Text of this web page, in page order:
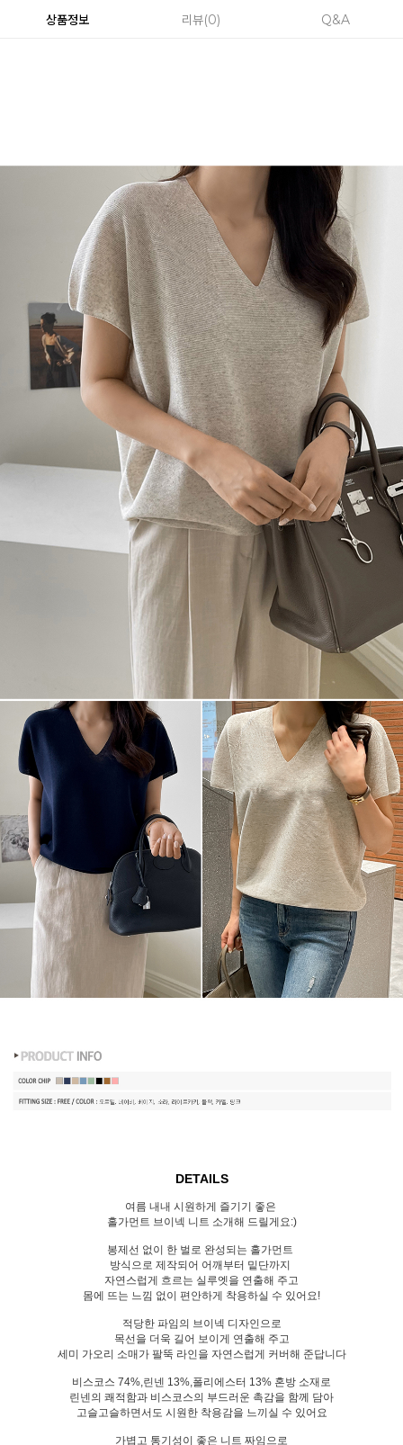
상품정보 리뷰 0 Q&A
DETAILS
여름 내내 시원하게 즐기기 좋은
홀가먼트 브이넥 니트 소개해 드릴게요:)
봉제선 없이 한 벌로 완성되는 홀가먼트
방식으로 제작되어 어깨부터 밑단까지
자연스럽게 흐르는 실루엣을 연출해 주고
몸에 뜨는 느낌 없이 편안하게 착용하실 수 있어요!
적당한 파임의 브이넥 디자인으로
목선을 더욱 길어 보이게 연출해 주고
세미 가오리 소매가 팔뚝 라인을 자연스럽게 커버해 준답니다
비스코스 74%,린넨 13%,폴리에스터 13% 혼방 소재로
린넨의 쾌적함과 비스코스의 부드러운 촉감을 함께 담아
고슬고슬하면서도 시원한 착용감을 느끼실 수 있어요
가볍고 통기성이 좋은 니트 짜임으로